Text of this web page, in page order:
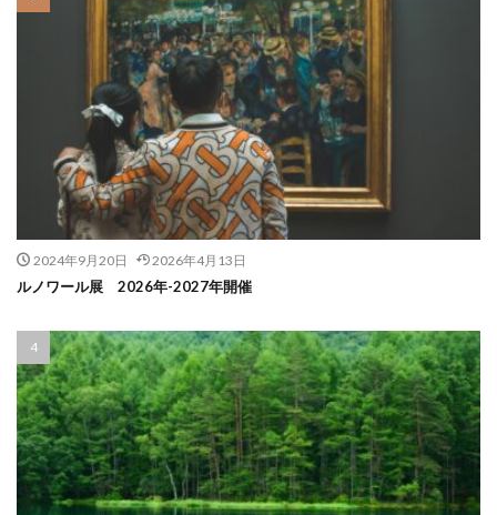
2024年9月20日 2026年4月13日
ルノワール展 2026年-2027年開催